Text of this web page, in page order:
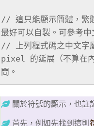
// 這只能顯示簡體，繁
最好可以自製。可參考中
// 上列程式碼之中文字
pixel 的延展（不算在內
間。
關於符號的顯示，也註
首先，例如先找到這則